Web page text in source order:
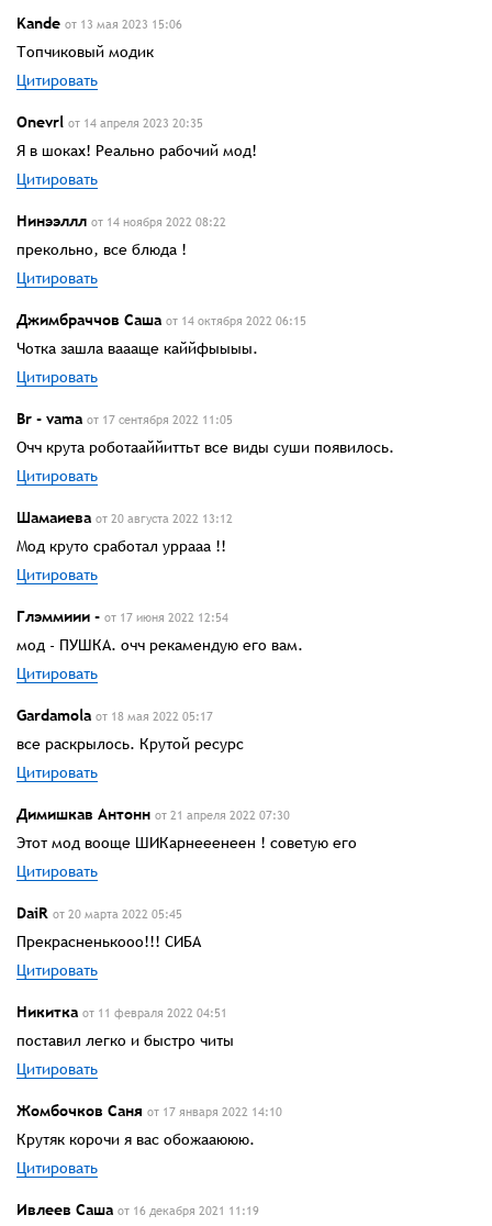
Kande от 13 мая 2023 15:06
Топчиковый модик
Цитировать
Onevrl от 14 апреля 2023 20:35
Я в шоках! Реально рабочий мод!
Цитировать
Нинээллл от 14 ноября 2022 08:22
прекольно, все блюда !
Цитировать
Джимбраччов Саша от 14 октября 2022 06:15
Чотка зашла ваааще каййфыыыы.
Цитировать
Br - vama от 17 сентября 2022 11:05
Очч крута роботааййиттьт все виды суши появилось.
Цитировать
Шамаиева от 20 августа 2022 13:12
Мод круто сработал уррааа !!
Цитировать
Глэммиии - от 17 июня 2022 12:54
мод - ПУШКА. очч рекамендую его вам.
Цитировать
Gаrdamola от 18 мая 2022 05:17
все раскрылось. Крутой ресурс
Цитировать
Димишкав Антонн от 21 апреля 2022 07:30
Этот мод вооще ШИКарнееенеен ! советую его
Цитировать
DaiR от 20 марта 2022 05:45
Прекрасненькооо!!! СИБА
Цитировать
Никитка от 11 февраля 2022 04:51
поставил легко и быстро читы
Цитировать
Жомбочков Саня от 17 января 2022 14:10
Крутяк корочи я вас обожааююю.
Цитировать
Ивлеев Саша от 16 декабря 2021 11:19